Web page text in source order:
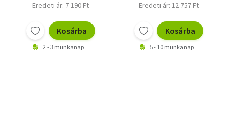
Eredeti ár: 7 190 Ft
Kosárba
2 - 3 munkanap
Eredeti ár: 12 757 Ft
Kosárba
5 - 10 munkanap